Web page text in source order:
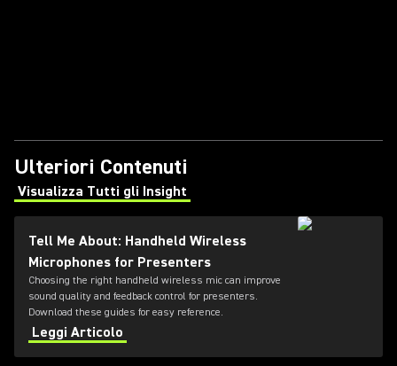
Ulteriori Contenuti
Visualizza Tutti gli Insight
(Opens in a new tab)
Tell Me About: Handheld Wireless
Microphones for Presenters
Choosing the right handheld wireless mic can improve
sound quality and feedback control for presenters.
Download these guides for easy reference.
Leggi Articolo